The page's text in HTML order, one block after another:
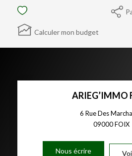
Calculer mon budget
ARIEG’IMMO
6 Rue Des
09000FOIX
Nous écrire